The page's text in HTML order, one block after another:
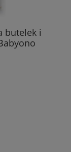
butelek i